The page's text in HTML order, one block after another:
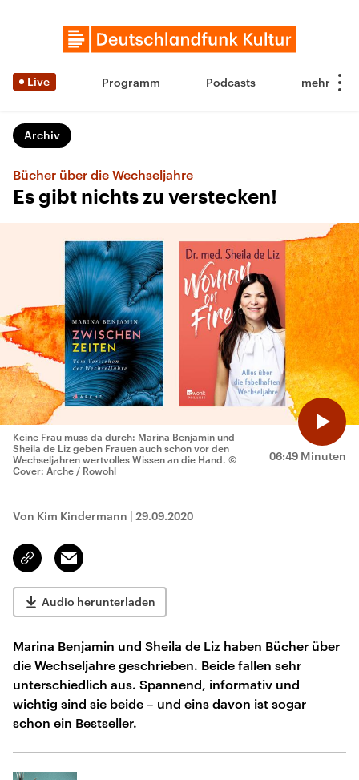
Live Programm Podcasts
Archiv
Bücher über die Wechseljahre
Es gibt nichts zu verstecken!
06:49 Minuten
Keine Frau muss da durch: Marina Benjamin und
Sheila de Liz geben Frauen auch schon vor den
Wechseljahren wertvolles Wissen an die Hand. ©
Cover: Arche / Rowohl
Von Kim Kindermann | 29.09.2020
Link
kopieren/teilen
Email
Audio herunterladen
Marina Benjamin und Sheila de Liz haben Bücher über
die Wechseljahre geschrieben. Beide fallen sehr
unterschiedlich aus. Spannend, informativ und
wichtig sind sie beide – und eins davon ist sogar
schon ein Bestseller.